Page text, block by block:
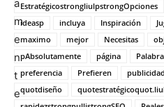
EstratégicostrongliulpstrongOpciones
ideasp
incluya Inspiración
maximo
mejor Necesitas
pAbsolutamente
página
preferencia
Prefieren
quotdiseño